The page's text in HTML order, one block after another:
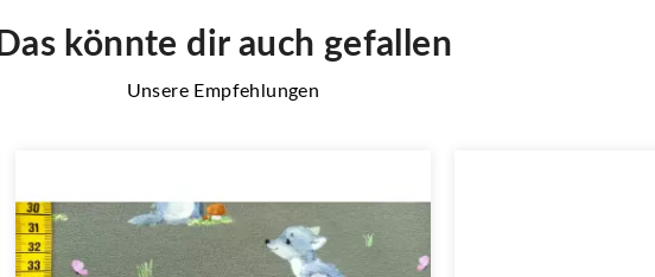
Das könnte dir auch gefallen
Unsere Empfehlungen